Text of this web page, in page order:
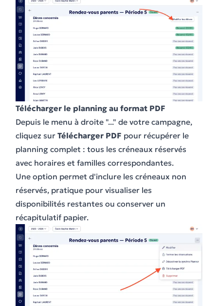
Télécharger le planning au format PDF
Depuis le menu à droite "..." de votre campagne,
cliquez sur Télécharger PDF pour récupérer le
planning complet : tous les créneaux réservés
avec horaires et familles correspondantes.
Une option permet d'inclure les créneaux non
réservés, pratique pour visualiser les
disponibilités restantes ou conserver un
récapitulatif papier.